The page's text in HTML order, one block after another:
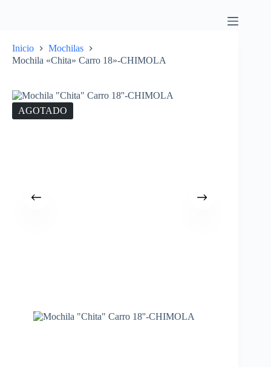
Inicio
Mochilas
Mochila «Chita» Carro 18»-CHIMOLA
AGOTADO